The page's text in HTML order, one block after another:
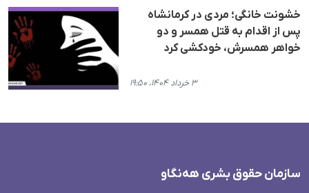
خشونت خانگی؛ مردی در کرمانشاه
پس از اقدام به قتل همسر و دو
خواهر همسرش، خودکشی کرد
۳ خرداد ۱۴۰۴، ۱۹:۵۰
سازمان حقوق بشری هەنگاو